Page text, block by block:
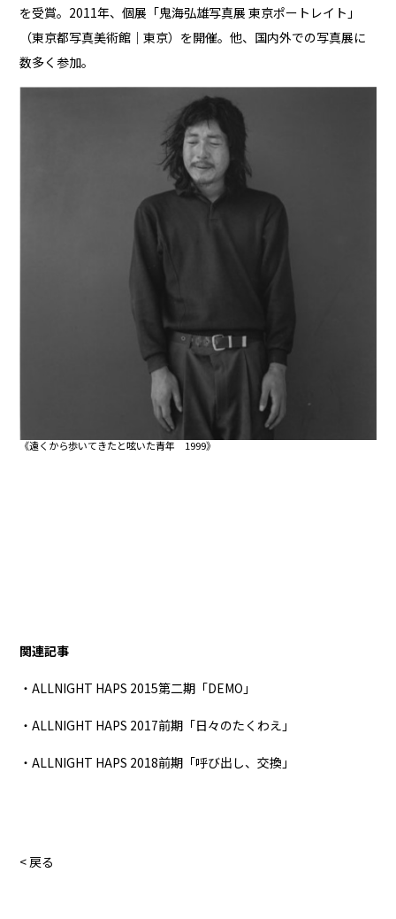
を受賞。2011年、個展「鬼海弘雄写真展 東京ポートレイト」
（東京都写真美術館｜東京）を開催。他、国内外での写真展に
数多く参加。
《遠くから歩いてきたと呟いた青年 1999》
関連記事
・ALLNIGHT HAPS 2015第二期「DEMO」
・ALLNIGHT HAPS 2017前期「日々のたくわえ」
・ALLNIGHT HAPS 2018前期「呼び出し、交換」
< 戻る